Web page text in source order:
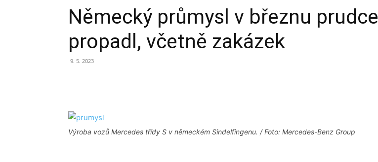
Německý průmysl v březnu prudce
propadl, včetně zakázek
9. 5. 2023
Výroba vozů Mercedes třídy S v německém Sindelfingenu. / Foto: Mercedes-Benz Group